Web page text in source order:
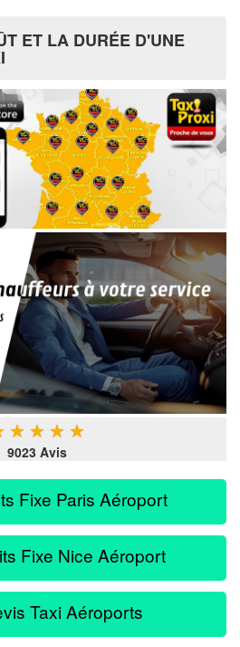
ET LA DURÉE D'UNE
★ ★ ★ ★
9023 Avis
Fixe Paris Aéroport
Fixe Nice Aéroport
Taxi Aéroports